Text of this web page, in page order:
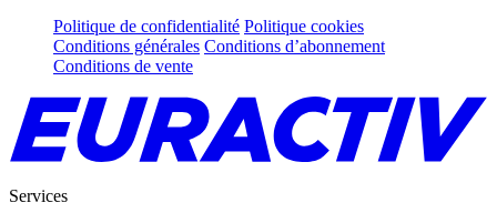
Politique de confidentialité Politique cookies
Conditions générales Conditions d’abonnement
Conditions de vente
Services